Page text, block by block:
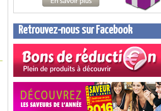
Retrouvez-nous sur Facebook